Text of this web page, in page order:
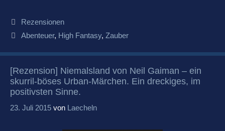
Kategorien
Rezensionen
Schlagwörter
Abenteuer, High Fantasy, Zauber
[Rezension] Niemalsland von Neil Gaiman – ein
skurril-böses Urban-Märchen. Ein dreckiges, im
positivsten Sinne.
23. Juli 2015 von Laecheln